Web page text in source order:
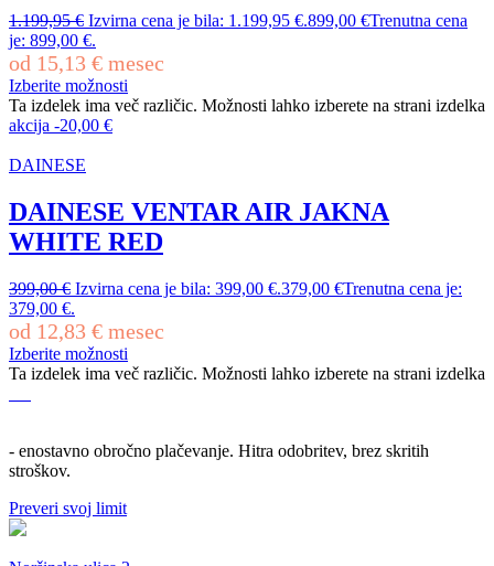
1.199,95€ Izvirna cena je bila: 1.199,95 €.899,00 €Trenutna cena
je: 899,00 €.
od 15,13 € mesec
Izberite možnosti
Ta izdelek ima več različic. Možnosti lahko izberete na strani izdelka
akcija -20,00 €
DAINESE
DAINESE VENTAR AIR JAKNA
WHITE RED
399,00€ Izvirna cena je bila: 399,00 €.379,00 €Trenutna cena je:
379,00 €.
od 12,83 € mesec
Izberite možnosti
Ta izdelek ima več različic. Možnosti lahko izberete na strani izdelka
- enostavno obročno plačevanje. Hitra odobritev, brez skritih
stroškov.
Preveri svoj limit